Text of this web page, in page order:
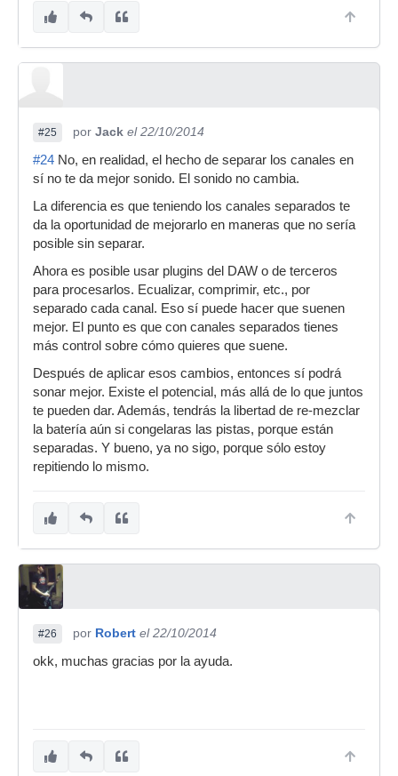
#25 por Jack el 22/10/2014
#24 No, en realidad, el hecho de separar los canales en
sí no te da mejor sonido. El sonido no cambia.
La diferencia es que teniendo los canales separados te
da la oportunidad de mejorarlo en maneras que no sería
posible sin separar.
Ahora es posible usar plugins del DAW o de terceros
para procesarlos. Ecualizar, comprimir, etc., por
separado cada canal. Eso sí puede hacer que suenen
mejor. El punto es que con canales separados tienes
más control sobre cómo quieres que suene.
Después de aplicar esos cambios, entonces sí podrá
sonar mejor. Existe el potencial, más allá de lo que juntos
te pueden dar. Además, tendrás la libertad de re-mezclar
la batería aún si congelaras las pistas, porque están
separadas. Y bueno, ya no sigo, porque sólo estoy
repitiendo lo mismo.
#26 por Robert el 22/10/2014
okk, muchas gracias por la ayuda.